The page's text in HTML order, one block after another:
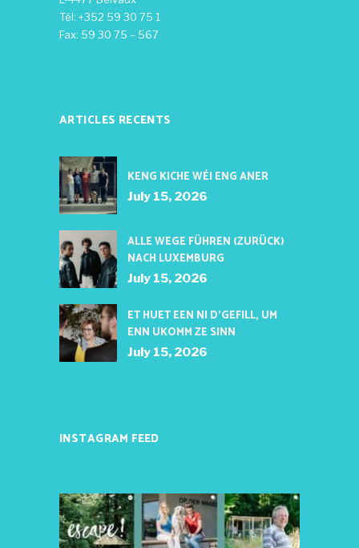
Tél: +352 59 30 75 1
Fax: 59 30 75 – 567
ARTICLES RECENTS
KENG KICHE WÉI ENG ANER
July 15, 2026
ALLE WEGE FÜHREN (ZURÜCK)
NACH LUXEMBURG
July 15, 2026
ET HUET EEN NI D’GEFILL, UM
ENN UKOMM ZE SINN
July 15, 2026
INSTAGRAM FEED